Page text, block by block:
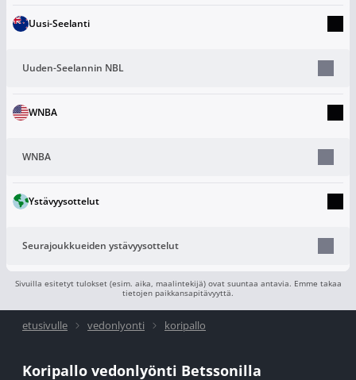
Uusi-Seelanti
Uuden-Seelannin NBL
WNBA
WNBA
Ystävyysottelut
Seurajoukkueiden ystävyysottelut
Sivuilla esitetyt tulokset (esim. aika, maalintekijä) ovat suuntaa antavia. Emme takaa
tietojen paikkansapitävyyttä.
etusivulle vedonlyonti koripallo
Koripallo vedonlyönti Betssonilla